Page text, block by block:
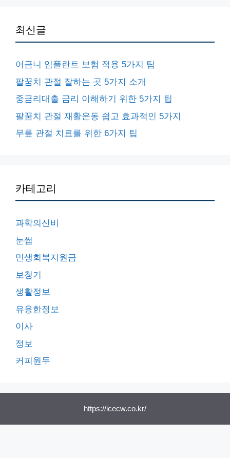
최신글
어금니 임플란트 보험 적용 5가지 팁
팔꿈치 관절 잘하는 곳 5가지 소개
중금리대출 금리 이해하기 위한 5가지 팁
팔꿈치 관절 재활운동 쉽고 효과적인 5가지
무릎 관절 치료를 위한 6가지 팁
카테고리
과학의신비
눈썹
민생회복지원금
보청기
생활정보
유용한정보
이사
정보
커피원두
https://icecw.co.kr/